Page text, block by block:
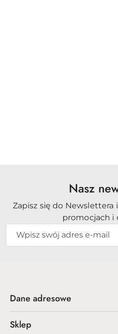
Nasz
Zapisz się do
promocjach i
Dane adresowe
Sklep